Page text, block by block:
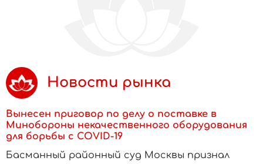
Новости рынка
Вынесен приговор по делу о поставке в
Минобороны некачественного оборудования
для борьбы с COVID-19
Басманный районный суд Москвы признал